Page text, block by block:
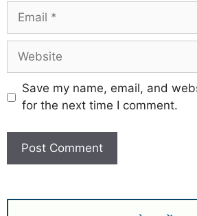
Save my name, email, and
for the next time I comment.